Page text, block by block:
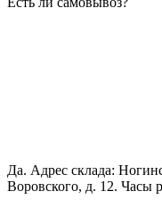
Да. Адрес склада:
Воровского, д. 12. Часы